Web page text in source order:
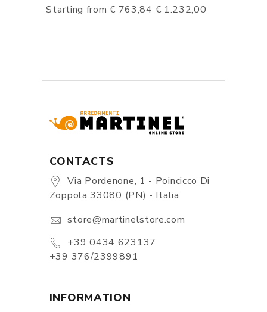
Starting from € 763,84€ 1.232,00
CONTACTS
Via Pordenone, 1 - Poincicco Di
Zoppola 33080 (PN) - Italia
store@martinelstore.com
+39 0434 623137
+39 376/2399891
INFORMATION